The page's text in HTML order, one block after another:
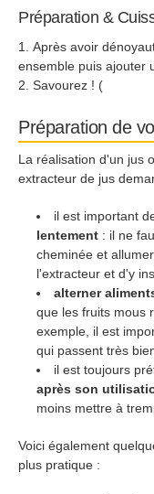
Préparation &
Après avoir
ensemble puis ajouter
Savourez ! (
Préparation de
La réalisation d'un jus
extracteur de jus
il est important
lentement : il ne
cheminée et
l'extracteur et d'y
alterner
que les fruits mous
exemple, il est
qui passent très
il est toujours
après son
moins mettre à
Voici également
plus pratique :